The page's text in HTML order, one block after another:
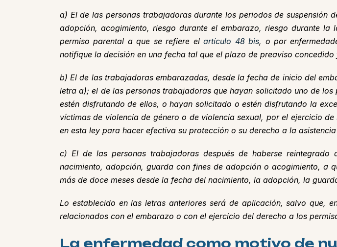
a) El de las personas trabajadoras durante los periodos de
adopción, acogimiento, riesgo durante el embarazo, riesgo durante la
permiso parental a que se refiere elartículo 48 bis, o por
notifique la decisión en una fecha tal que el plazo de preaviso
b) El de las trabajadoras embarazadas, desde la fecha de inicio del
letra a); el de las personas trabajadoras que hayan solicitado uno de
estén disfrutando de ellos, o hayan solicitado o estén disfrutando la
víctimas de violencia de género o de violencia sexual, por el ejercicio
en esta ley para hacer efectiva su protección o su derecho a la
c) El de las personas trabajadoras después de haberse
nacimiento, adopción, guarda con fines de adopción o acogimiento, a
más de doce meses desde la fecha del nacimiento, la adopción, la
Lo establecido en las letras anteriores será de aplicación, salvo que,
relacionados con el embarazo o con el ejercicio del derecho a los
La enfermedad como motivo de